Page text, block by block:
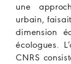
une
urbain,
dimension
écologues.
CNRS